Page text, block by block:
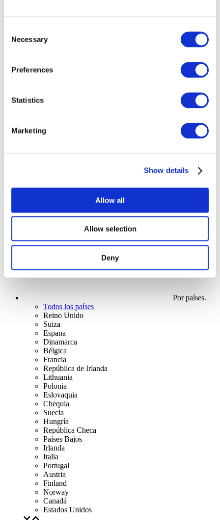
Selection
Necessary
Preferences
Statistics
Marketing
Show details
Allow all
Allow selection
Deny
Todos los
Para aplicar
Por países.
Todos los países
Reino Unido
Suiza
Espana
Dinamarca
Bélgica
Francia
República de Irlanda
Lithuania
Polonia
Eslovaquia
Chequia
Suecia
Hungría
República Checa
Países Bajos
Irlanda
Italia
Portugal
Austria
Finland
Norway
Canadá
Estados Unidos